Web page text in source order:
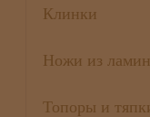
Клинки
Ножи из
Топоры и